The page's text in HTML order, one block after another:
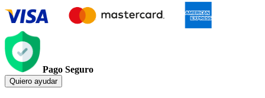
Pago Seguro
Quiero ayudar